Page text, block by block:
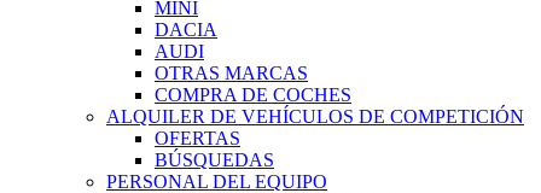
MINI
DACIA
AUDI
OTRAS MARCAS
COMPRA DE COCHES
ALQUILER DE VEHÍCULOS DE COMPETICIÓN
OFERTAS
BÚSQUEDAS
PERSONAL DEL EQUIPO